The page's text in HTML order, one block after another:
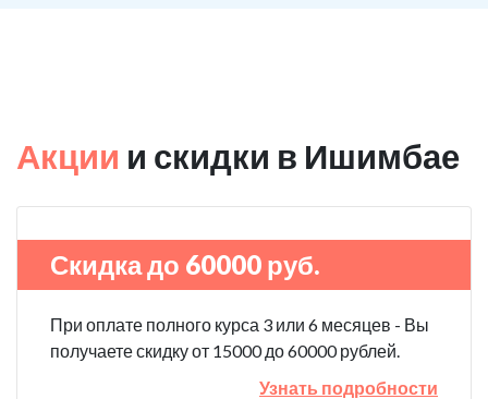
Акции и скидки в Ишимбае
Скидка до 60000 руб.
При оплате полного курса 3 или 6 месяцев - Вы
получаете скидку от 15000 до 60000 рублей.
Узнать подробности